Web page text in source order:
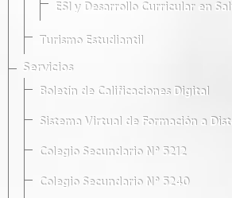
ESI y Desarrollo Curricular en
Turismo Estudiantil
Servicios
Boletín de Calificaciones Digital
Sistema Virtual de Formación a
Colegio Secundario Nº 5212
Colegio Secundario Nº 5240